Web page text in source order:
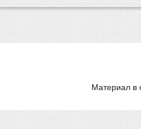
Материал в